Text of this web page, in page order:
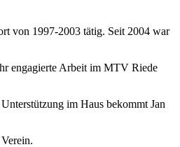
von 1997-2003 tätig. Seit 2004 war
engagierte Arbeit im MTV Riede
im Haus bekommt Jan